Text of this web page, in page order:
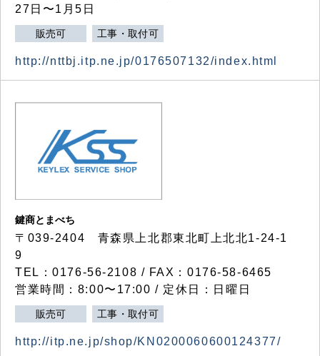
27日〜1月5日
販売可 工事・取付可
http://nttbj.itp.ne.jp/0176507132/index.html
鍵商とまべち
〒039-2404 青森県上北郡東北町上北北1-24-1
9
TEL：0176-56-2108 / FAX：0176-58-6465
営業時間：8:00〜17:00 / 定休日：日曜日
販売可 工事・取付可
http://itp.ne.jp/shop/KN0200060600124377/